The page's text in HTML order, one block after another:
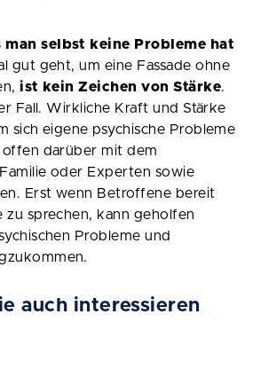
man selbst keine Probleme hat
gut geht, um eine Fassade ohne
ist kein Zeichen von Stärke.
Fall. Wirkliche Kraft und Stärke
sich eigene psychische Probleme
darüber mit dem
oder Experten sowie
Erst wenn Betroffene bereit
zu sprechen, kann geholfen
Probleme und
auch interessieren